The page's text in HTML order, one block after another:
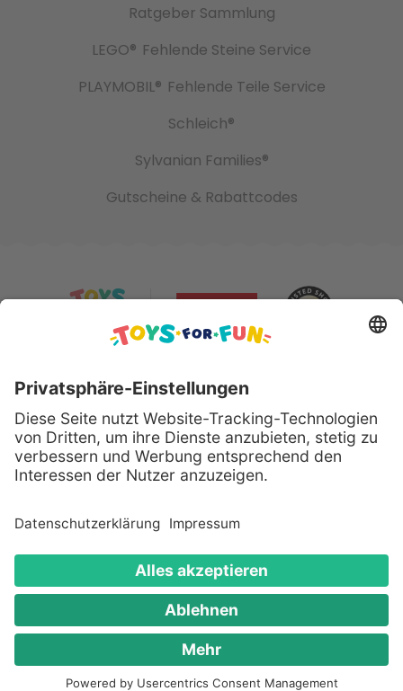
Ratgeber Sammlung
LEGO® Fehlende Steine Service
PLAYMOBIL® Fehlende Teile Service
Schleich®
Sylvanian Families®
Gutscheine & Rabattcodes
Sicher bezahlen mit:
Alle genannten Produkte und Logos sind eingetragene
Warenzeichen der jeweiligen Hersteller.
Copyright © 2008 - 2026 Toys for Fun GmbH - Alle
Rechte vorbehalten